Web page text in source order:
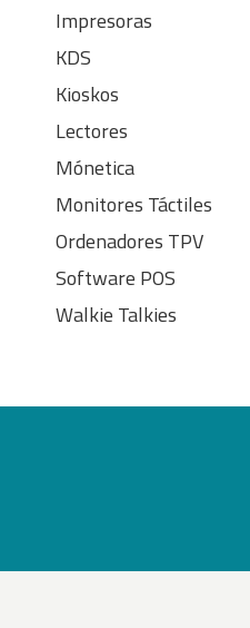
Impresoras
KDS
Kioskos
Lectores
Mónetica
Monitores Táctiles
Ordenadores TPV
Software POS
Walkie Talkies